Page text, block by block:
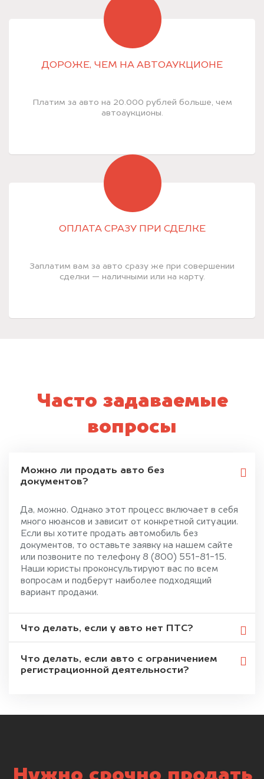
ДОРОЖЕ, ЧЕМ НА АВТОАУКЦИОНЕ
Платим за авто на 20.000 рублей больше, чем
автоаукционы.
ОПЛАТА СРАЗУ ПРИ СДЕЛКЕ
Заплатим вам за авто сразу же при совершении
сделки — наличными или на карту.
Часто задаваемые
вопросы
Можно ли продать авто без
документов?
Да, можно. Однако этот процесс включает в себя
много нюансов и зависит от конкретной ситуации.
Если вы хотите продать автомобиль без
документов, то оставьте заявку на нашем сайте
или позвоните по телефону 8 (800) 551-81-15.
Наши юристы проконсультируют вас по всем
вопросам и подберут наиболее подходящий
вариант продажи.
Что делать, если у авто нет ПТС?
Что делать, если авто с ограничением
регистрационной деятельности?